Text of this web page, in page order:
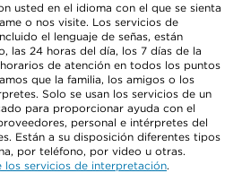
usted en el idioma con el que se sienta
o nos visite. Los servicios de
el lenguaje de señas, están
las 24 horas del día, los 7 días de la
de atención en todos los puntos
que la familia, los amigos o los
Solo se usan los servicios de un
para proporcionar ayuda con el
personal e intérpretes del
Están a su disposición diferentes tipos
por teléfono, por video u otras.
los servicios de interpretación.